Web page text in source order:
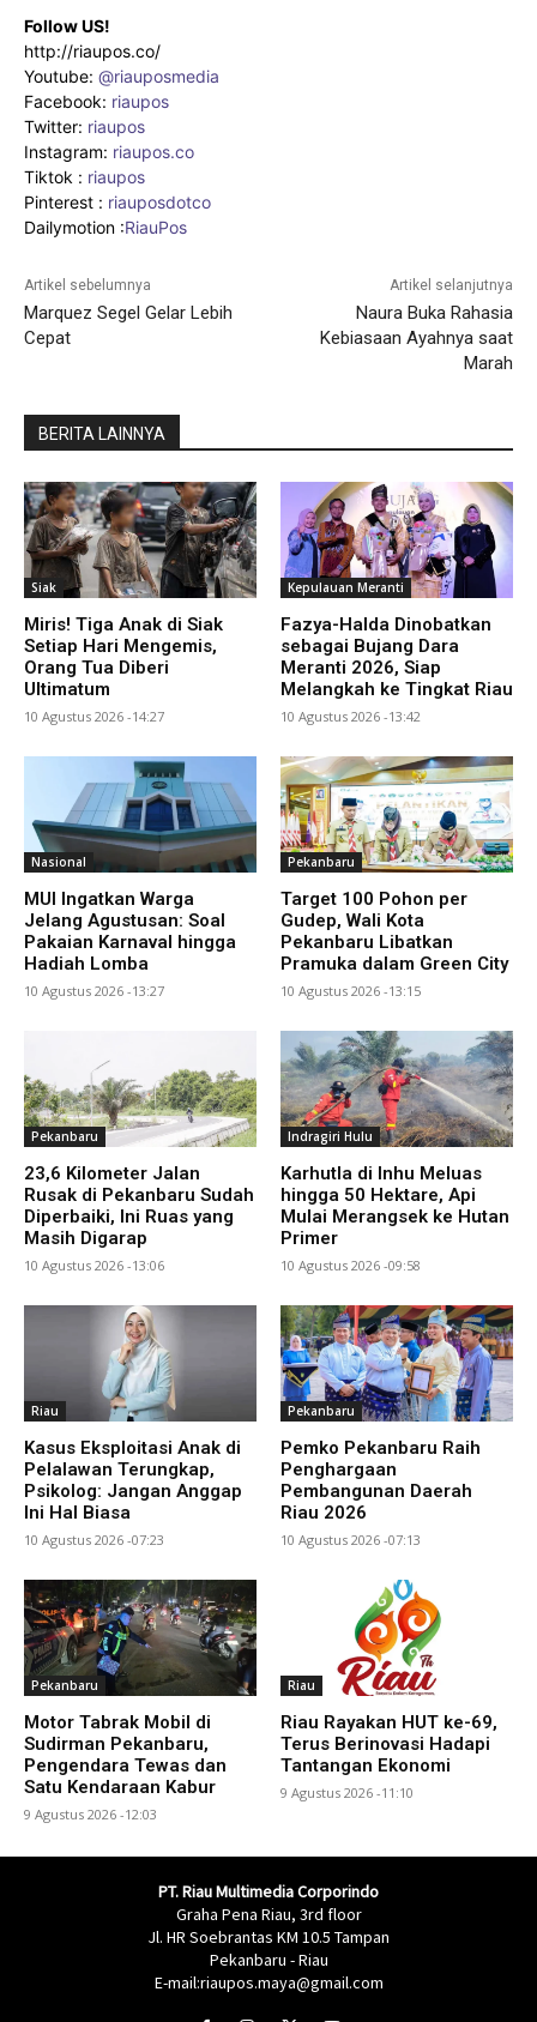
Follow US!
http://riaupos.co/
Youtube: @riauposmedia
Facebook: riaupos
Twitter: riaupos
Instagram: riaupos.co
Tiktok : riaupos
Pinterest : riauposdotco
Dailymotion :RiauPos
Artikel sebelumnya
Marquez Segel Gelar Lebih
Cepat
Artikel selanjutnya
Naura Buka Rahasia
Kebiasaan Ayahnya saat
Marah
BERITA LAINNYA
Siak
Miris! Tiga Anak di Siak
Setiap Hari Mengemis,
Orang Tua Diberi
Ultimatum
10 Agustus 2026 -14:27
Kepulauan Meranti
Fazya-Halda Dinobatkan
sebagai Bujang Dara
Meranti 2026, Siap
Melangkah ke Tingkat Riau
10 Agustus 2026 -13:42
Nasional
MUI Ingatkan Warga
Jelang Agustusan: Soal
Pakaian Karnaval hingga
Hadiah Lomba
10 Agustus 2026 -13:27
Pekanbaru
Target 100 Pohon per
Gudep, Wali Kota
Pekanbaru Libatkan
Pramuka dalam Green City
10 Agustus 2026 -13:15
Pekanbaru
23,6 Kilometer Jalan
Rusak di Pekanbaru Sudah
Diperbaiki, Ini Ruas yang
Masih Digarap
10 Agustus 2026 -13:06
Indragiri Hulu
Karhutla di Inhu Meluas
hingga 50 Hektare, Api
Mulai Merangsek ke Hutan
Primer
10 Agustus 2026 -09:58
Riau
Kasus Eksploitasi Anak di
Pelalawan Terungkap,
Psikolog: Jangan Anggap
Ini Hal Biasa
10 Agustus 2026 -07:23
Pekanbaru
Pemko Pekanbaru Raih
Penghargaan
Pembangunan Daerah
Riau 2026
10 Agustus 2026 -07:13
Pekanbaru
Motor Tabrak Mobil di
Sudirman Pekanbaru,
Pengendara Tewas dan
Satu Kendaraan Kabur
9 Agustus 2026 -12:03
Riau
Riau Rayakan HUT ke-69,
Terus Berinovasi Hadapi
Tantangan Ekonomi
9 Agustus 2026 -11:10
PT. Riau Multimedia Corporindo
Graha Pena Riau, 3rd floor
Jl. HR Soebrantas KM 10.5 Tampan
Pekanbaru - Riau
E-mail:riaupos.maya@gmail.com